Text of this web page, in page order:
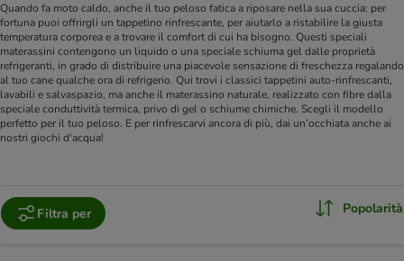
Quando fa moto caldo, anche il tuo peloso fatica a riposare nella sua cuccia: per
fortuna puoi offrirgli un tappetino rinfrescante, per aiutarlo a ristabilire la giusta
temperatura corporea e a trovare il comfort di cui ha bisogno. Questi speciali
materassini contengono un liquido o una speciale schiuma gel dalle proprietà
refrigeranti, in grado di distribuire una piacevole sensazione di freschezza regalando
al tuo cane qualche ora di refrigerio. Qui trovi i classici tappetini auto-rinfrescanti,
lavabili e salvaspazio, ma anche il materassino naturale, realizzato con fibre dalla
speciale conduttività termica, privo di gel o schiume chimiche. Scegli il modello
perfetto per il tuo peloso. E per rinfrescarvi ancora di più, dai un’occhiata anche ai
nostri giochi d'acqua!
Filtra per Popolarità